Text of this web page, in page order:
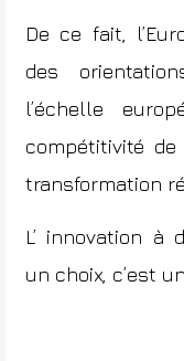
De ce fait,
des
l’échelle
compétitivité
transformation
L’ innovation à
un choix, c’est